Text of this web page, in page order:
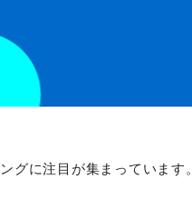
グに注目が集まっています。